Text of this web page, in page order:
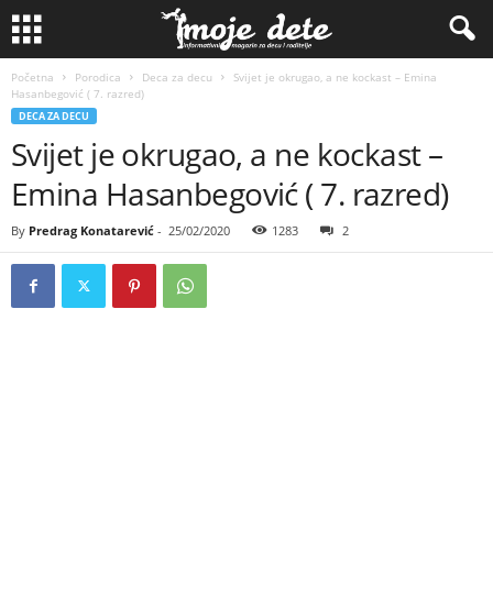
Početna Porodica Deca za decu
Svijet je okrugao, a ne kockast – Emina
Hasanbegović ( 7. razred)
DECA ZA DECU
Svijet je okrugao, a ne kockast –
Emina Hasanbegović ( 7. razred)
By Predrag Konatarević - 25/02/2020 1283 2